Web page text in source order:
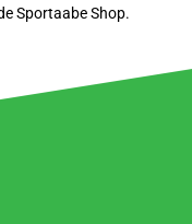
Sportaabe Shop.